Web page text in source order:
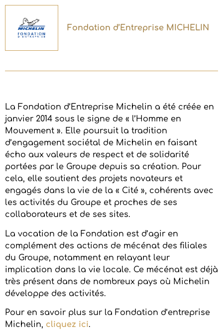
Fondation d’Entreprise MICHELIN
La Fondation d’Entreprise Michelin a été créée en
janvier 2014 sous le signe de « l’Homme en
Mouvement ». Elle poursuit la tradition
d’engagement sociétal de Michelin en faisant
écho aux valeurs de respect et de solidarité
portées par le Groupe depuis sa création. Pour
cela, elle soutient des projets novateurs et
engagés dans la vie de la « Cité », cohérents avec
les activités du Groupe et proches de ses
collaborateurs et de ses sites.
La vocation de la Fondation est d’agir en
complément des actions de mécénat des filiales
du Groupe, notamment en relayant leur
implication dans la vie locale. Ce mécénat est déjà
très présent dans de nombreux pays où Michelin
développe des activités.
Pour en savoir plus sur la Fondation d’entreprise
Michelin, cliquez ici.